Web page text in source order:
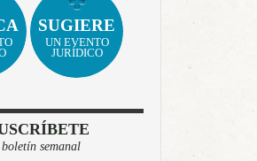
SUGIERE
UN EVENTO
JURÍDICO
semanal